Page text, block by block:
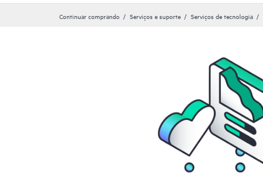
Continuar comprando Serviços e suporte Serviços de tecnologia